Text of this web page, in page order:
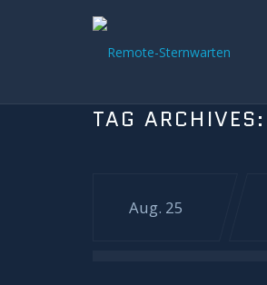
TAG ARCHIVES:
Aug. 25